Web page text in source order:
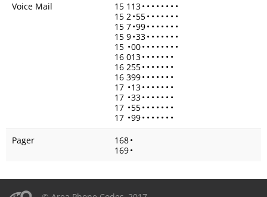
Voice Mail
15 113• • • • • • • •
15 2•55• • • • • • •
15 7•99• • • • • • •
15 9•33• • • • • • •
15 •00• • • • • • • •
16 013• • • • • • •
16 255• • • • • • •
16 399• • • • • • •
17 •13• • • • • • •
17 •33• • • • • • •
17 •55• • • • • • •
17 •99• • • • • • •
Pager
168•
169•